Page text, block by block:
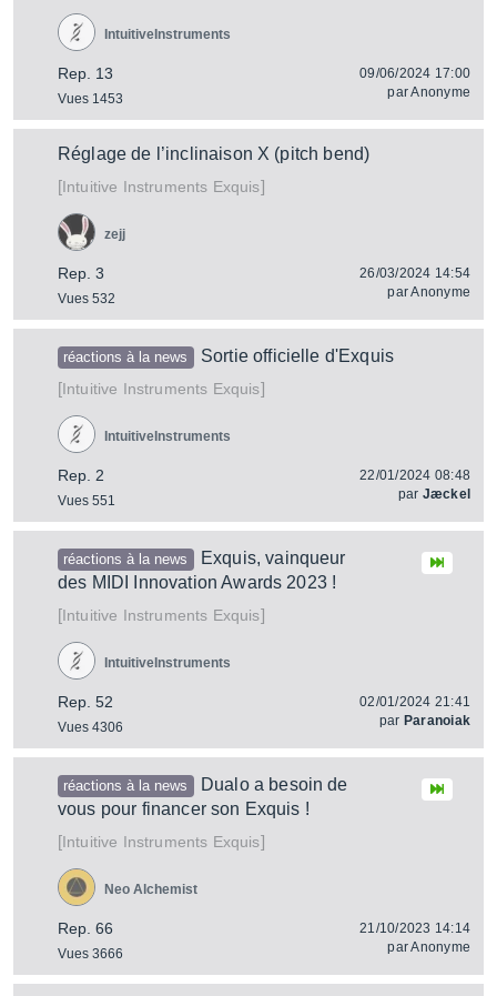
Rep. 13
Vues 1453
IntuitiveInstruments
09/06/2024 17:00
parAnonyme
Réglage de l’inclinaison X (pitch bend)
[ Intuitive Instruments Exquis]
Rep. 3
Vues 532
zejj
26/03/2024 14:54
parAnonyme
réactions à la news
Sortie officielle d'Exquis
[ Intuitive Instruments Exquis]
Rep. 2
Vues 551
IntuitiveInstruments
22/01/2024 08:48
par Jæckel
réactions à la news
Exquis, vainqueur
des MIDI Innovation Awards 2023 !
[ Intuitive Instruments Exquis]
Rep. 52
Vues 4306
IntuitiveInstruments
02/01/2024 21:41
par Paranoiak
réactions à la news
Dualo a besoin de
vous pour financer son Exquis !
[ Intuitive Instruments Exquis]
Rep. 66
Vues 3666
Neo Alchemist
21/10/2023 14:14
parAnonyme